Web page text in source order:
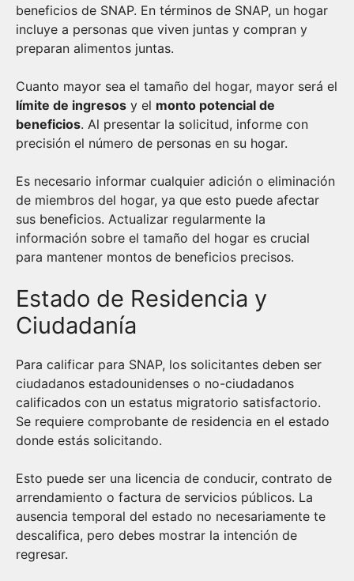
beneficios de SNAP. En términos de SNAP, un hogar
incluye a personas que viven juntas y compran y
preparan alimentos juntas.
Cuanto mayor sea el tamaño del hogar, mayor será el
límite de ingresos y el monto potencial de
beneficios. Al presentar la solicitud, informe con
precisión el número de personas en su hogar.
Es necesario informar cualquier adición o eliminación
de miembros del hogar, ya que esto puede afectar
sus beneficios. Actualizar regularmente la
información sobre el tamaño del hogar es crucial
para mantener montos de beneficios precisos.
Estado de Residencia y
Ciudadanía
Para calificar para SNAP, los solicitantes deben ser
ciudadanos estadounidenses o no-ciudadanos
calificados con un estatus migratorio satisfactorio.
Se requiere comprobante de residencia en el estado
donde estás solicitando.
Esto puede ser una licencia de conducir, contrato de
arrendamiento o factura de servicios públicos. La
ausencia temporal del estado no necesariamente te
descalifica, pero debes mostrar la intención de
regresar.